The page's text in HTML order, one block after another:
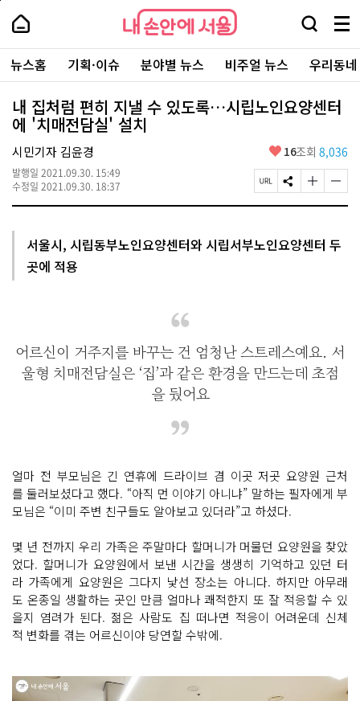
본
로
가
내
손
안
에
서
울
-
서
울
시
대
표
소
통
포
내
손
에
울
검
창
열
기
메
뉴
전
체
보
기
주
요
서
뉴스홈 기획·이슈 분야별 뉴스 비주얼 뉴스 우리동
내 집처럼 편히 지낼 수 있도록…시립노인요양센터
에 '치매전담실' 설치
시민기자 김윤경
발행일 2021.09.30. 15:49
수정일 2021.09.30. 18:37
좋
요
16조회 8,036
페
이
R
L
S
N
유
하
글
자
크
게
글
자
작
게
서울시, 시립동부노인요양센터와 시립서부노인요양센터 두
곳에 적용
어르신이 거주지를 바꾸는 건 엄청난 스트레스예요. 서
울형 치매전담실은 ‘집’과 같은 환경을 만드는데 초점
을 뒀어요
얼마 전 부모님은 긴 연휴에 드라이브 겸 이곳 저곳 요양원 근처
를 둘러보셨다고 했다. “아직 먼 이야기 아니냐” 말하는 필자에게 부
모님은 “이미 주변 친구들도 알아보고 있더라”고 하셨다.
몇 년 전까지 우리 가족은 주말마다 할머니가 머물던 요양원을 찾았
었다. 할머니가 요양원에서 보낸 시간을 생생히 기억하고 있던 터
라 가족에게 요양원은 그다지 낯선 장소는 아니다. 하지만 아무래
도 온종일 생활하는 곳인 만큼 얼마나 쾌적한지 또 잘 적응할 수 있
을지 염려가 된다. 젊은 사람도 집 떠나면 적응이 어려운데 신체
적 변화를 겪는 어르신이야 당연할 수밖에.
페
상
단
로